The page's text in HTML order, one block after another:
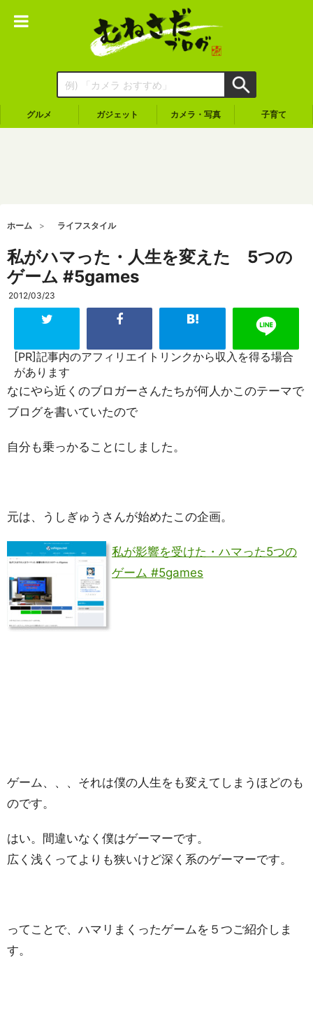
グルメ ガジェット カメラ・写真 子育て
ホーム ライフスタイル
私がハマった・人生を変えた 5つの
ゲーム #5games
2012/03/23
[PR]記事内のアフィリエイトリンクから収入を得る場合
があります
なにやら近くのブロガーさんたちが何人かこのテーマで
ブログを書いていたので
自分も乗っかることにしました。
元は、うしぎゅうさんが始めたこの企画。
私が影響を受けた・ハマった5つの
ゲーム #5games
ゲーム、、、それは僕の人生をも変えてしまうほどのも
のです。
はい。間違いなく僕はゲーマーです。
広く浅くってよりも狭いけど深く系のゲーマーです。
ってことで、ハマリまくったゲームを５つご紹介しま
す。